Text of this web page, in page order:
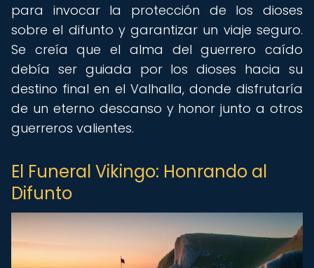
para invocar la protección de los dioses
sobre el difunto y garantizar un viaje seguro.
Se creía que el alma del guerrero caído
debía ser guiada por los dioses hacia su
destino final en el Valhalla, donde disfrutaría
de un eterno descanso y honor junto a otros
guerreros valientes.
El Funeral Vikingo: Honrando al
Difunto